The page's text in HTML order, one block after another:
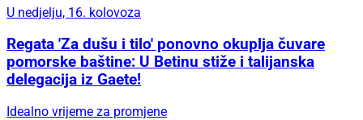
U nedjelju, 16. kolovoza
Regata 'Za dušu i tilo' ponovno okuplja čuvare
pomorske baštine: U Betinu stiže i talijanska
delegacija iz Gaete!
Idealno vrijeme za promjene